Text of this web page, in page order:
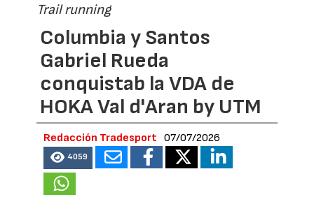
Trail running
Columbia y Santos
Gabriel Rueda
conquistab la VDA de
HOKA Val d'Aran by UTM
Redacción Tradesport 07/07/2026
4059